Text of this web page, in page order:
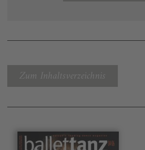
Zum Inhaltsverzeichnis